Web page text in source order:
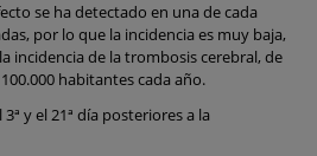
se ha detectado en una de cada
por lo que la incidencia es muy baja,
incidencia de la trombosis cerebral, de
habitantes cada año.
y el 21ª día posteriores a la